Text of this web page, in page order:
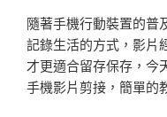
隨著手機行動裝置的普
記錄生活的方式，影片
才更適合留存保存，今
手機影片剪接，簡單的